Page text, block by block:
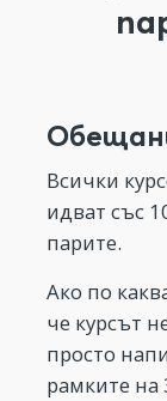
Всички
идват със
парите.
Ако по
че курсът
просто
рамките на